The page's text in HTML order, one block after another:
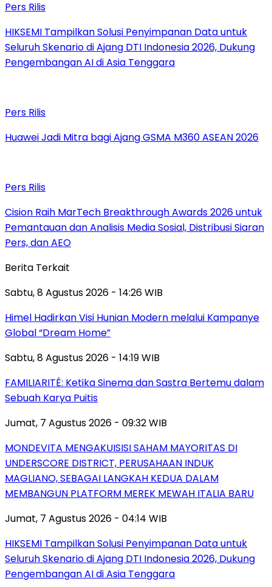
Pers Rilis
HIKSEMI Tampilkan Solusi Penyimpanan Data untuk
Seluruh Skenario di Ajang DTI Indonesia 2026, Dukung
Pengembangan AI di Asia Tenggara
Pers Rilis
Huawei Jadi Mitra bagi Ajang GSMA M360 ASEAN 2026
Pers Rilis
Cision Raih MarTech Breakthrough Awards 2026 untuk
Pemantauan dan Analisis Media Sosial, Distribusi Siaran
Pers, dan AEO
Berita Terkait
Sabtu, 8 Agustus 2026 - 14:26 WIB
Himel Hadirkan Visi Hunian Modern melalui Kampanye
Global “Dream Home”
Sabtu, 8 Agustus 2026 - 14:19 WIB
FAMILIARITÉ: Ketika Sinema dan Sastra Bertemu dalam
Sebuah Karya Puitis
Jumat, 7 Agustus 2026 - 09:32 WIB
MONDEVITA MENGAKUISISI SAHAM MAYORITAS DI
UNDERSCORE DISTRICT, PERUSAHAAN INDUK
MAGLIANO, SEBAGAI LANGKAH KEDUA DALAM
MEMBANGUN PLATFORM MEREK MEWAH ITALIA BARU
Jumat, 7 Agustus 2026 - 04:14 WIB
HIKSEMI Tampilkan Solusi Penyimpanan Data untuk
Seluruh Skenario di Ajang DTI Indonesia 2026, Dukung
Pengembangan AI di Asia Tenggara